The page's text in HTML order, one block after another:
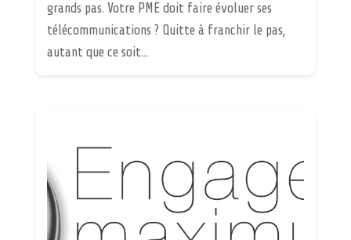
grands pas. Votre PME doit faire évoluer ses
télécommunications ? Quitte à franchir le pas,
autant que ce soit...